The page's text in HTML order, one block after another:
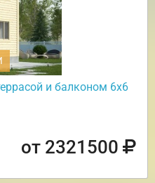
и балконом 6х6
от 2321500